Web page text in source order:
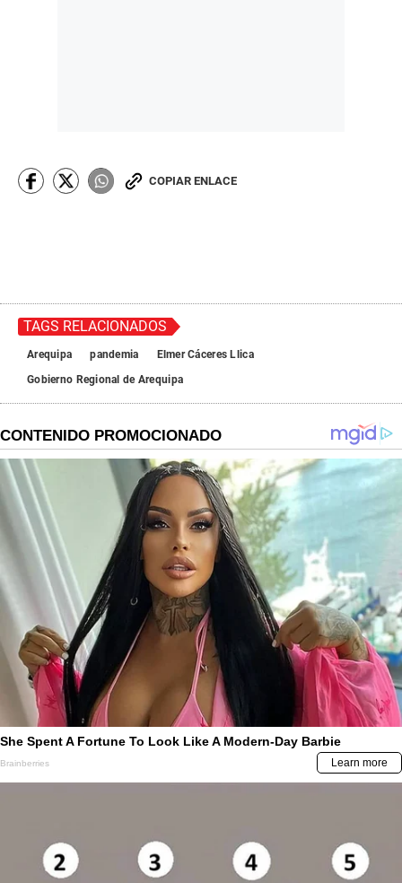
COPIAR ENLACE
TAGS RELACIONADOS
Arequipa pandemia
Elmer Cáceres Llica
Gobierno Regional de Arequipa